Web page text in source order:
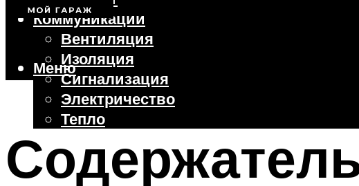
Коммуникации
Вентиляция
Изоляция
Сигнализация
Электричество
Тепло
Крыша
Ворота
Меню